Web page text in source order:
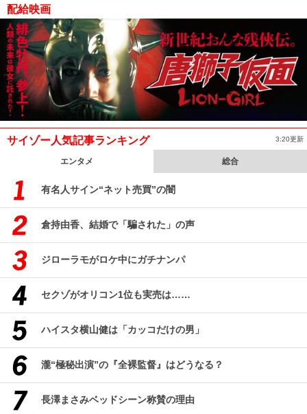
配給映画
サイゾー人気記事ランキング 3:20更新
エンタメ 総合
有名人サイン“ネット売買”の闇
倉持由香、結婚で「騙された」の声
ジローラモがロケ中にガチナンパ
セクゾがオリコン1位も実売は……
ハイスタ横山健は「カッコだけの男」
瀧“極秘出演”の『全裸監督』はどうなる？
長澤まさみベッドシーン称賛の理由